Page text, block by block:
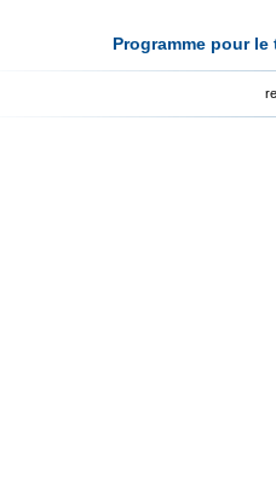
Programme pour